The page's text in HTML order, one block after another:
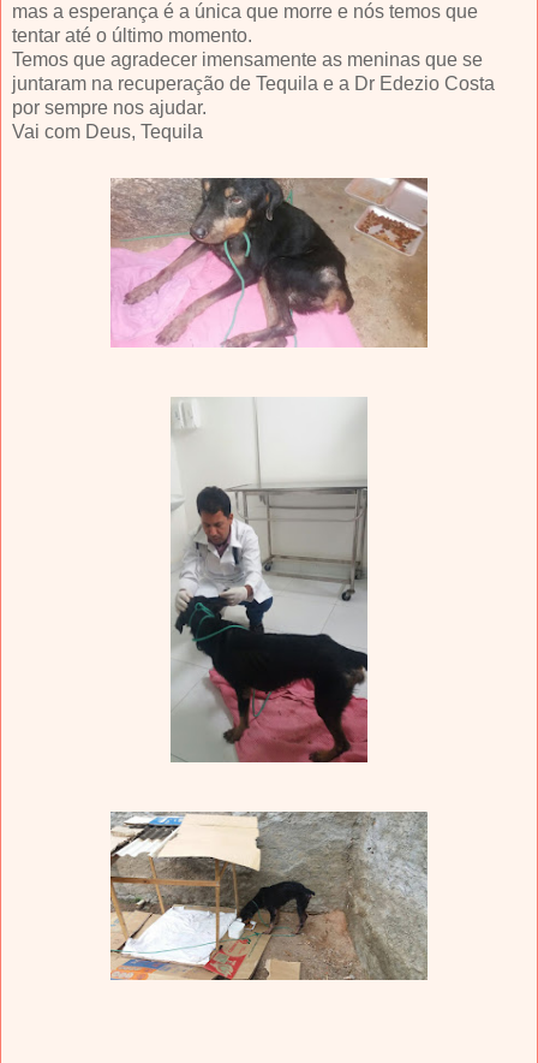
mas a esperança é a única que morre e nós temos que
tentar até o último momento.
Temos que agradecer imensamente as meninas que se
juntaram na recuperação de Tequila e a Dr Edezio Costa
por sempre nos ajudar.
Vai com Deus, Tequila